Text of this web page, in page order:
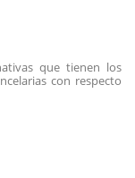
que tienen los
con respecto